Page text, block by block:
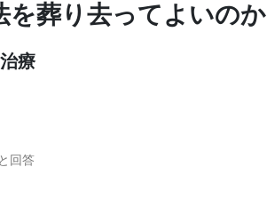
を葬り去ってよいのか
療
回答